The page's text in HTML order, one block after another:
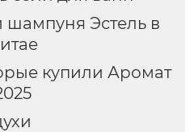
подарок, доступен для
оптовой продажи
Эстель в
купили Аромат